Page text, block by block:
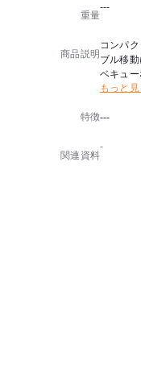
重量
---
商品説明
コンパ
ブル移
ベキュ
おうち
できます
機能：折
もっと見
特徴---
関連資料
-